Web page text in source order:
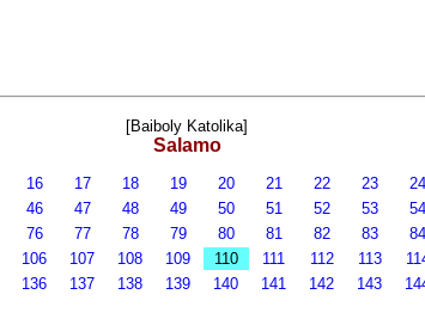
[Baiboly Katolika]
Salamo
16 17 18 19 20 21 22 23 24
46 47 48 49 50 51 52 53 54
76 77 78 79 80 81 82 83 84
106 107 108 109 110 111 112 113
136 137 138 139 140 141 142 143